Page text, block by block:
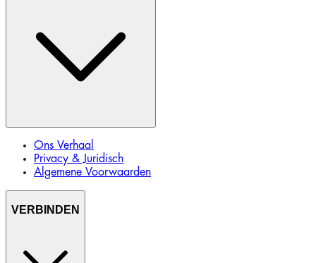
Ons Verhaal
Privacy & Juridisch
Algemene Voorwaarden
VERBINDEN